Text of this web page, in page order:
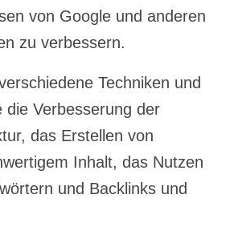
von Google und anderen
zu verbessern.
Techniken und
die Verbesserung der
das Erstellen von
Inhalt, das Nutzen
und Backlinks und